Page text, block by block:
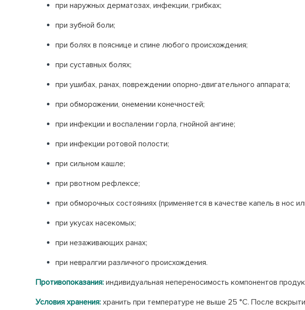
при наружных дерматозах, инфекции, грибках;
при зубной боли;
при болях в пояснице и спине любого происхождения;
при суставных болях;
при ушибах, ранах, повреждении опорно-двигательного аппарата;
при обморожении, онемении конечностей;
при инфекции и воспалении горла, гнойной ангине;
при инфекции ротовой полости;
при сильном кашле;
при рвотном рефлексе;
при обморочных состояниях (применяется в качестве капель в нос
при укусах насекомых;
при незаживающих ранах;
при невралгии различного происхождения.
Противопоказания: индивидуальная непереносимость компонентов
Условия хранения: хранить при температуре не выше 25 °С. После